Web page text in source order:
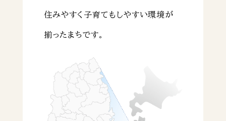
住みやすく子育てもしやすい環境が
揃ったまちです。